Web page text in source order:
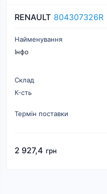
RENAULT 804307326R
Найменування
Інфо
Склад
К-cть
Термін поставки
2 927,4 грн